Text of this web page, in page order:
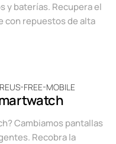
y baterías. Recupera el
con repuestos de alta
Cambiamos pantallas
Recobra la